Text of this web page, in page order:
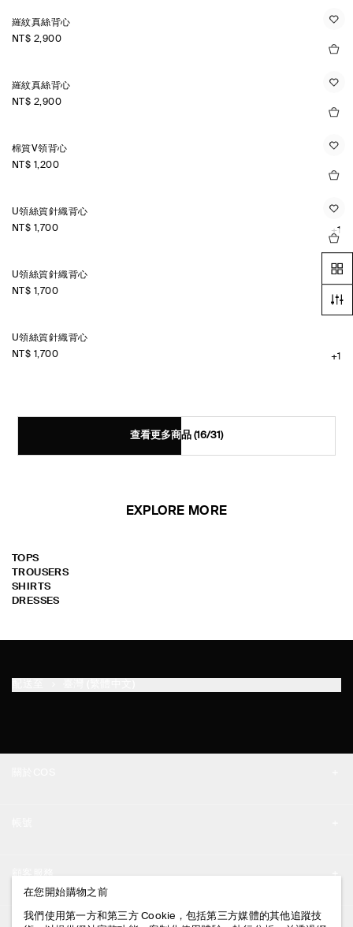
羅紋真絲背心
NT$ 2,900
羅紋真絲背心
NT$ 2,900
棉質V領背心
NT$ 1,200
U領絲質針織背心
NT$ 1,700
+1
U領絲質針織背心
NT$ 1,700
+1
U領絲質針織背心
NT$ 1,700
+1
查看更多商品 (16/31)
EXPLORE MORE
TOPS
TROUSERS
SHIRTS
DRESSES
門市資訊
登入 / 註冊
聯絡我們
法律資訊
在您開始購物之前
我們使用第一方和第三方 Cookie，包括第三方媒體的其他追蹤技